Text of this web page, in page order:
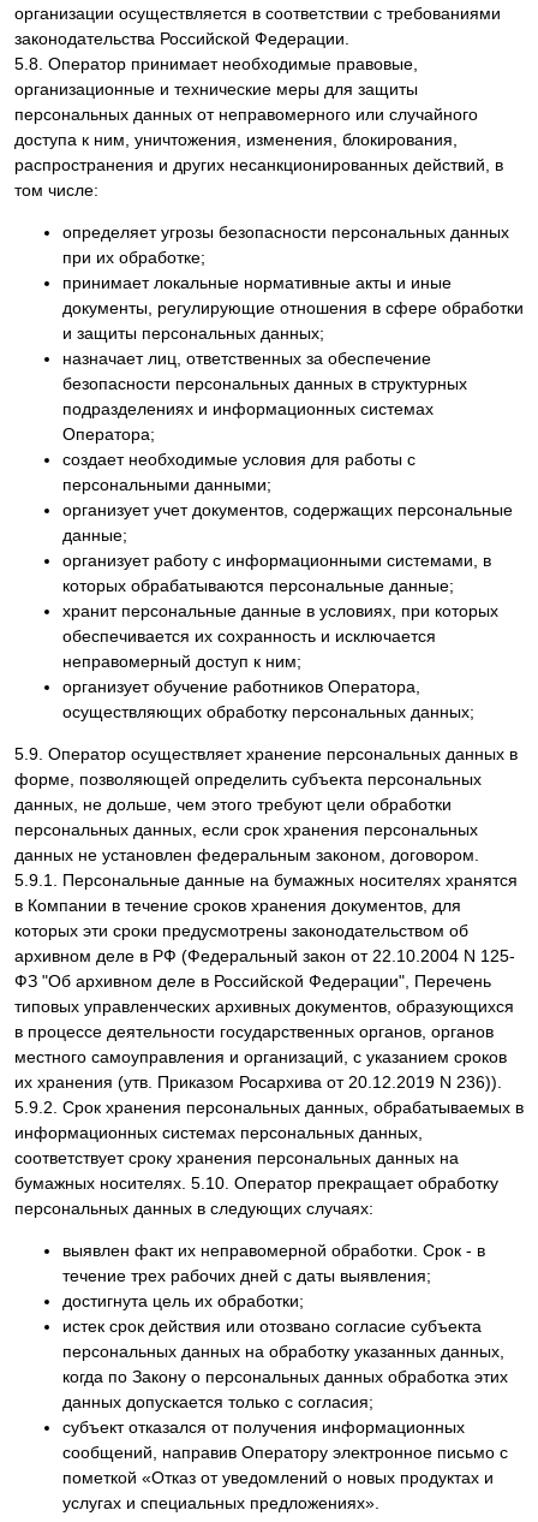
организации осуществляется в соответствии с требованиями
законодательства Российской Федерации.
5.8. Оператор принимает необходимые правовые,
организационные и технические меры для защиты
персональных данных от неправомерного или случайного
доступа к ним, уничтожения, изменения, блокирования,
распространения и других несанкционированных действий, в
том числе:
определяет угрозы безопасности персональных данных
при их обработке;
принимает локальные нормативные акты и иные
документы, регулирующие отношения в сфере обработки
и защиты персональных данных;
назначает лиц, ответственных за обеспечение
безопасности персональных данных в структурных
подразделениях и информационных системах
Оператора;
создает необходимые условия для работы с
персональными данными;
организует учет документов, содержащих персональные
данные;
организует работу с информационными системами, в
которых обрабатываются персональные данные;
хранит персональные данные в условиях, при которых
обеспечивается их сохранность и исключается
неправомерный доступ к ним;
организует обучение работников Оператора,
осуществляющих обработку персональных данных;
5.9. Оператор осуществляет хранение персональных данных в
форме, позволяющей определить субъекта персональных
данных, не дольше, чем этого требуют цели обработки
персональных данных, если срок хранения персональных
данных не установлен федеральным законом, договором.
5.9.1. Персональные данные на бумажных носителях хранятся
в Компании в течение сроков хранения документов, для
которых эти сроки предусмотрены законодательством об
архивном деле в РФ (Федеральный закон от 22.10.2004 N 125-
ФЗ "Об архивном деле в Российской Федерации", Перечень
типовых управленческих архивных документов, образующихся
в процессе деятельности государственных органов, органов
местного самоуправления и организаций, с указанием сроков
их хранения (утв. Приказом Росархива от 20.12.2019 N 236)).
5.9.2. Срок хранения персональных данных, обрабатываемых в
информационных системах персональных данных,
соответствует сроку хранения персональных данных на
бумажных носителях. 5.10. Оператор прекращает обработку
персональных данных в следующих случаях:
выявлен факт их неправомерной обработки. Срок - в
течение трех рабочих дней с даты выявления;
достигнута цель их обработки;
истек срок действия или отозвано согласие субъекта
персональных данных на обработку указанных данных,
когда по Закону о персональных данных обработка этих
данных допускается только с согласия;
субъект отказался от получения информационных
сообщений, направив Оператору электронное письмо с
пометкой «Отказ от уведомлений о новых продуктах и
услугах и специальных предложениях».